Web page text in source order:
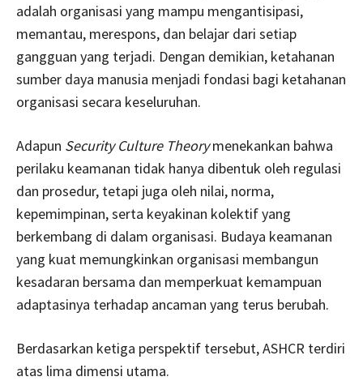
adalah organisasi yang mampu mengantisipasi,
memantau, merespons, dan belajar dari setiap
gangguan yang terjadi. Dengan demikian, ketahanan
sumber daya manusia menjadi fondasi bagi ketahanan
organisasi secara keseluruhan.
Adapun Security Culture Theorymenekankan bahwa
perilaku keamanan tidak hanya dibentuk oleh regulasi
dan prosedur, tetapi juga oleh nilai, norma,
kepemimpinan, serta keyakinan kolektif yang
berkembang di dalam organisasi. Budaya keamanan
yang kuat memungkinkan organisasi membangun
kesadaran bersama dan memperkuat kemampuan
adaptasinya terhadap ancaman yang terus berubah.
Berdasarkan ketiga perspektif tersebut, ASHCR terdiri
atas lima dimensi utama.